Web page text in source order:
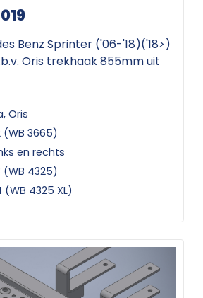
Benz Sprinter ('06-'18)('18>)
Oris trekhaak 855mm uit
Oris
(WB 3665)
en rechts
(WB 4325)
(WB 4325 XL)